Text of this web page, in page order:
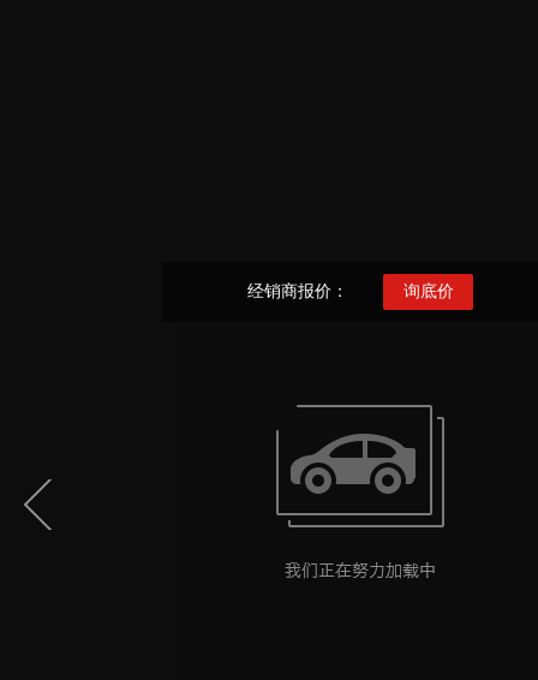
经销商报价： 询底价